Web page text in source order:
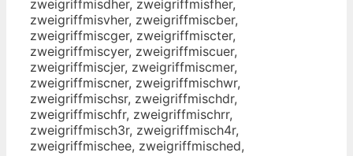
zweigriffmisdher, zweigriffmisfher,
zweigriffmisvher, zweigriffmiscber,
zweigriffmiscger, zweigriffmiscter,
zweigriffmiscyer, zweigriffmiscuer,
zweigriffmiscjer, zweigriffmiscmer,
zweigriffmiscner, zweigriffmischwr,
zweigriffmischsr, zweigriffmischdr,
zweigriffmischfr, zweigriffmischrr,
zweigriffmisch3r, zweigriffmisch4r,
zweigriffmischee, zweigriffmisched,